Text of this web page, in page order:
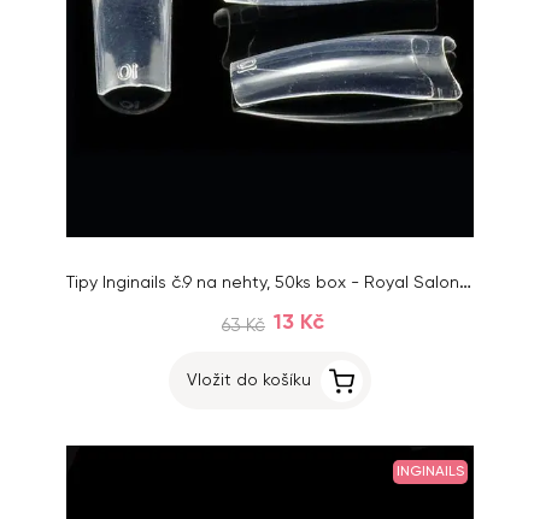
Tipy Inginails č.9 na nehty, 50ks box - Royal Salon Clear
63 Kč 13 Kč
Vložit do košíku
INGINAILS